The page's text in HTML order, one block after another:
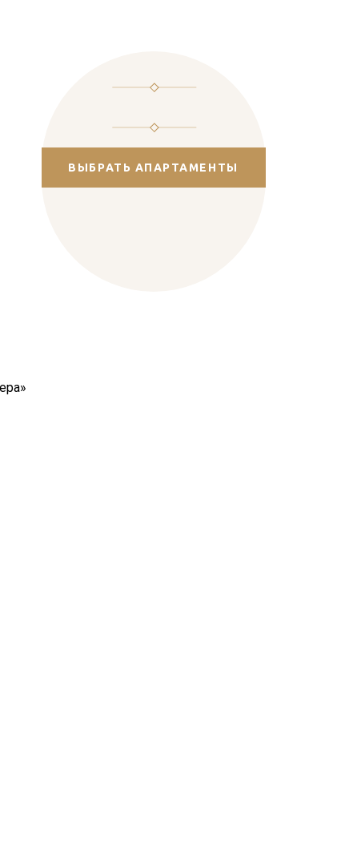
ВЫБРАТЬ АПАРТАМЕНТЫ